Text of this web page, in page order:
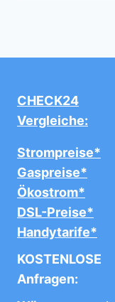
CHECK24
Vergleiche:
Strompreise*
Gaspreise*
Ökostrom*
DSL-Preise*
Handytarife*
KOSTENLOSE
Anfragen: